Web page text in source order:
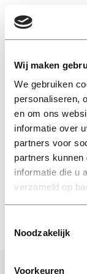
Wij maken
We gebruiken
personaliseren,
en om ons
informatie over
partners voor
partners
informatie die u
verzameld op
Noodzakelijk
Voorkeuren
Global